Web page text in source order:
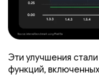
Эти улучшения
функций,